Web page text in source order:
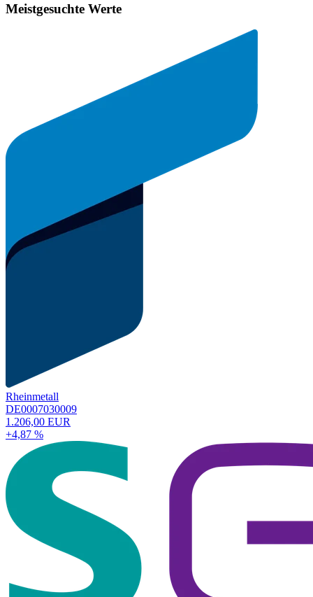
Meistgesuchte Werte
Rheinmetall
DE0007030009
1.206,00 EUR
+4,87 %